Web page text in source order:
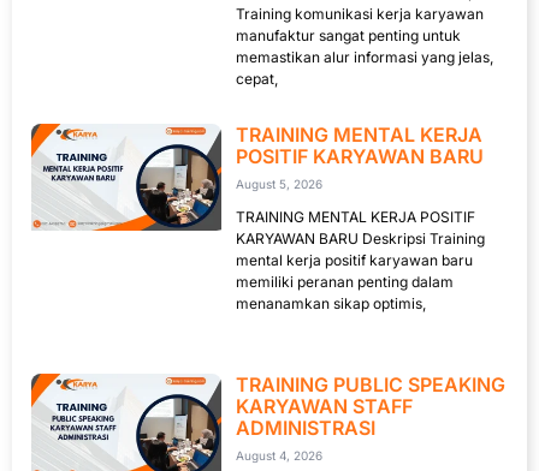
Training komunikasi kerja karyawan
manufaktur sangat penting untuk
memastikan alur informasi yang jelas,
cepat,
TRAINING MENTAL KERJA
POSITIF KARYAWAN BARU
August 5, 2026
TRAINING MENTAL KERJA POSITIF
KARYAWAN BARU Deskripsi Training
mental kerja positif karyawan baru
memiliki peranan penting dalam
menanamkan sikap optimis,
TRAINING PUBLIC SPEAKING
KARYAWAN STAFF
ADMINISTRASI
August 4, 2026